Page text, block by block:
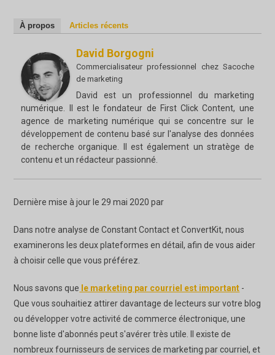
À propos Articles récents
David Borgogni
Commercialisateur professionnel chez Sacoche
de marketing
David est un professionnel du marketing
numérique. Il est le fondateur de First Click Content, une
agence de marketing numérique qui se concentre sur le
développement de contenu basé sur l'analyse des données
de recherche organique. Il est également un stratège de
contenu et un rédacteur passionné.
Dernière mise à jour le 29 mai 2020 par
Dans notre analyse de Constant Contact et ConvertKit, nous
examinerons les deux plateformes en détail, afin de vous aider
à choisir celle que vous préférez.
Nous savons que le marketing par courriel est important -
Que vous souhaitiez attirer davantage de lecteurs sur votre blog
ou développer votre activité de commerce électronique, une
bonne liste d'abonnés peut s'avérer très utile. Il existe de
nombreux fournisseurs de services de marketing par courriel, et